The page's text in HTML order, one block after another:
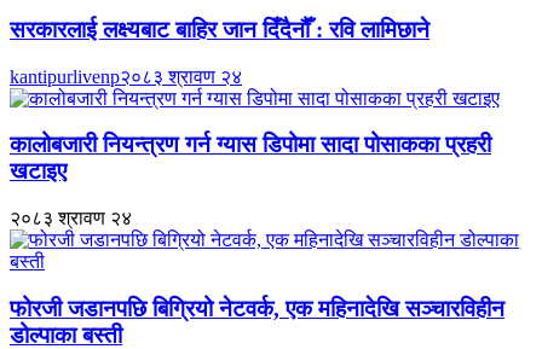
सरकारलाई लक्ष्यबाट बाहिर जान दिँदैनौँ : रवि लामिछाने
kantipurlivenp२०८३ श्रावण २४
कालोबजारी नियन्त्रण गर्न ग्यास डिपोमा सादा पोसाकका प्रहरी
खटाइए
२०८३ श्रावण २४
फोरजी जडानपछि बिग्रियो नेटवर्क, एक महिनादेखि सञ्चारविहीन
डोल्पाका बस्ती